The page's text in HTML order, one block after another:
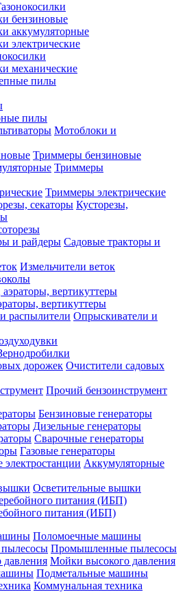
бензиновые
аккумуляторные
электрические
механические
пилы
пилы
Мотоблоки и
Триммеры бензиновые
Триммеры
Триммеры электрические
Кусторезы,
Садовые тракторы и
Измельчители веток
вертикуттеры
Опрыскиватели и
Очистители садовых
Прочий бензоинструмент
Бензиновые генераторы
Дизельные генераторы
Сварочные генераторы
Газовые генераторы
Аккумуляторные
Осветительные вышки
питания (ИБП)
Поломоечные машины
Промышленные пылесосы
Мойки высокого давления
Подметальные машины
Коммунальная техника